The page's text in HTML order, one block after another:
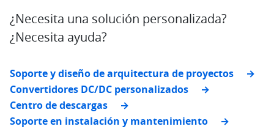
¿Necesita una solución personalizada?
¿Necesita ayuda?
Soporte y diseño de arquitectura de proyectos
Convertidores DC/DC personalizados
Centro de descargas
Soporte en instalación y mantenimiento